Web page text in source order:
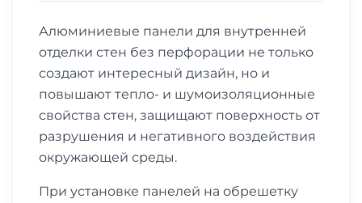
Алюминиевые панели для внутренней
отделки стен без перфорации не только
создают интересный дизайн, но и
повышают тепло- и шумоизоляционные
свойства стен, защищают поверхность от
разрушения и негативного воздействия
окружающей среды.
При установке панелей на обрешетку